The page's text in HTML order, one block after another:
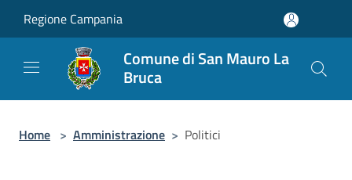
Regione Campania
Comune di San Mauro La
Bruca
Home > Amministrazione > Politici